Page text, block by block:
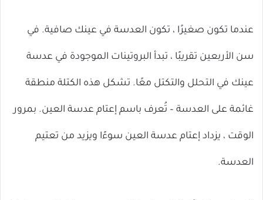
عندما تكون صغيرًا ، تكون العدسة في عينك صافية. في
سن الأربعين تقريبًا ، تبدأ البروتينات الموجودة في عدسة
عينك في التحلل والتكتل معًا. تشكل هذه الكتلة منطقة
غائمة على العدسة – تُعرف باسم إعتام عدسة العين. بمرور
الوقت ، يزداد إعتام عدسة العين سوءًا ويزيد من تعتيم
العدسة.